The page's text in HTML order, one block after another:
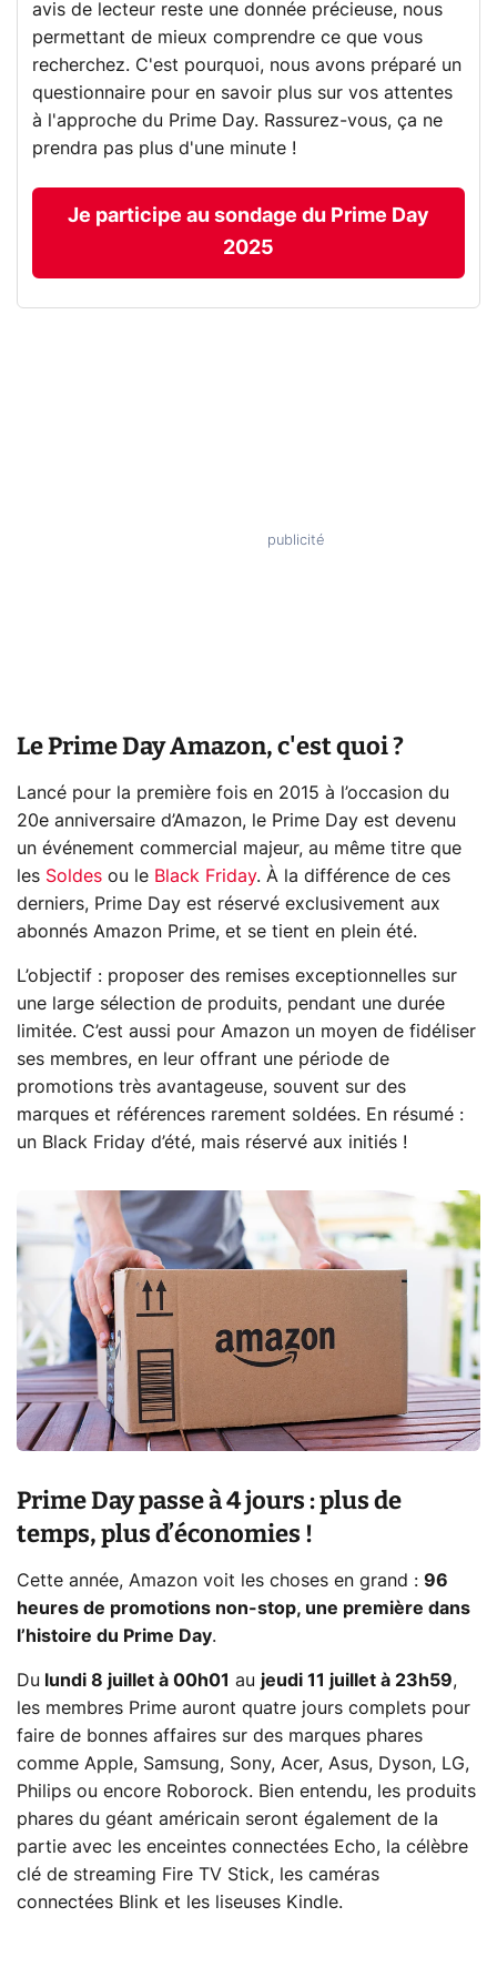
avis de lecteur reste une donnée précieuse, nous
permettant de mieux comprendre ce que vous
recherchez. C'est pourquoi, nous avons préparé un
questionnaire pour en savoir plus sur vos attentes
à l'approche du Prime Day. Rassurez-vous, ça ne
prendra pas plus d'une minute !
Je participe au sondage du Prime Day
2025
Le Prime Day Amazon, c'est quoi ?
Lancé pour la première fois en 2015 à l’occasion du
20e anniversaire d’Amazon, le Prime Day est devenu
un événement commercial majeur, au même titre que
les Soldes ou le Black Friday. À la différence de ces
derniers, Prime Day est réservé exclusivement aux
abonnés Amazon Prime, et se tient en plein été.
L’objectif : proposer des remises exceptionnelles sur
une large sélection de produits, pendant une durée
limitée. C’est aussi pour Amazon un moyen de fidéliser
ses membres, en leur offrant une période de
promotions très avantageuse, souvent sur des
marques et références rarement soldées. En résumé :
un Black Friday d’été, mais réservé aux initiés !
Prime Day passe à 4 jours : plus de
temps, plus d’économies !
Cette année, Amazon voit les choses en grand : 96
heures de promotions non-stop, une première dans
l’histoire du Prime Day.
Du lundi 8 juillet à 00h01 au jeudi 11 juillet à 23h59,
les membres Prime auront quatre jours complets pour
faire de bonnes affaires sur des marques phares
comme Apple, Samsung, Sony, Acer, Asus, Dyson, LG,
Philips ou encore Roborock. Bien entendu, les produits
phares du géant américain seront également de la
partie avec les enceintes connectées Echo, la célèbre
clé de streaming Fire TV Stick, les caméras
connectées Blink et les liseuses Kindle.